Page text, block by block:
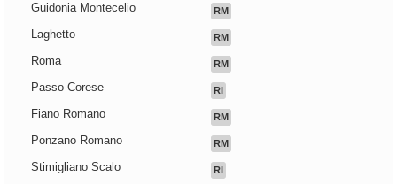
Guidonia Montecelio RM
Laghetto RM
Roma RM
Passo Corese RI
Fiano Romano RM
Ponzano Romano RM
Stimigliano Scalo RI